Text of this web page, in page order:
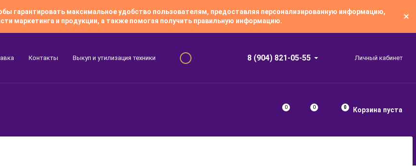
гарантировать максимальное удобство пользователям, предоставляя персонализированную информацию,
маркетинга и продукции, а также помогая получить правильную информацию.
Контакты Выкуп и утилизация техники Скидки 8 (904) 821-05-55 Личный кабинет
0 0 0 Корзина пуста